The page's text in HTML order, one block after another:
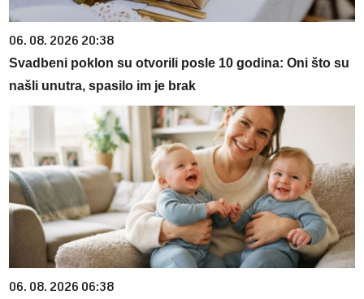
06. 08. 2026 20:38
Svadbeni poklon su otvorili posle 10 godina: Oni što su
našli unutra, spasilo im je brak
06. 08. 2026 06:38